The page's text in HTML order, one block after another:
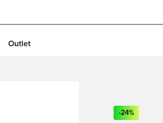
Outlet
-24%